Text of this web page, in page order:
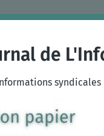
de